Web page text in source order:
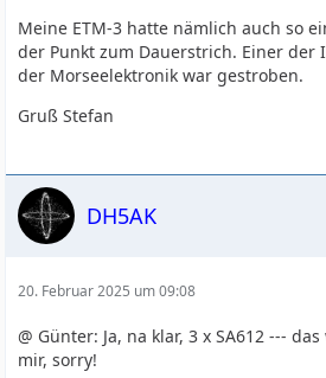
Meine ETM-3 hatte nämlich auch so
der Punkt zum Dauerstrich. Einer der
der Morseelektronik war gestroben.
Gruß Stefan
DH5AK
20. Februar 2025 um 09:08
@ Günter: Ja, na klar, 3 x SA612 ---
mir, sorry!